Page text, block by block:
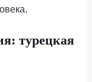
турецкая